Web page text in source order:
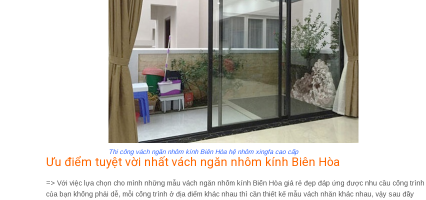
Thi công vách ngăn nhôm kính Biên Hòa hệ nhôm xingfa cao cấp
Ưu điểm tuyệt vời nhất vách ngăn nhôm kính Biên Hòa
=> Với việc lựa chọn cho mình những mẫu vách ngăn nhôm kính Biên Hòa giá rẻ đẹp đáp ứng được nhu cầu công trình
của bạn không phải dễ, mỗi công trình ở địa điểm khác nhau thì cần thiết kế mẫu vách nhăn khác nhau, vậy sau đây